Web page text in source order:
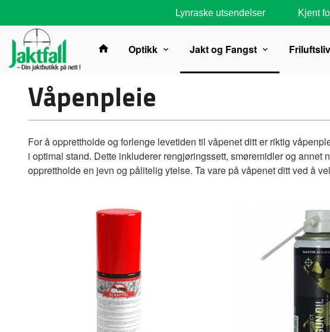
innholdet
Lynraske utsendelser Kjent
Optikk Jakt og Fangst Friluftsliv
Våpenpleie
For å opprettholde og forlenge levetiden til våpenet ditt er riktig
i optimal stand. Dette inkluderer rengjøringssett, smøremidler og
opprettholde en jevn og pålitelig ytelse. Ta vare på våpenet ditt ved å